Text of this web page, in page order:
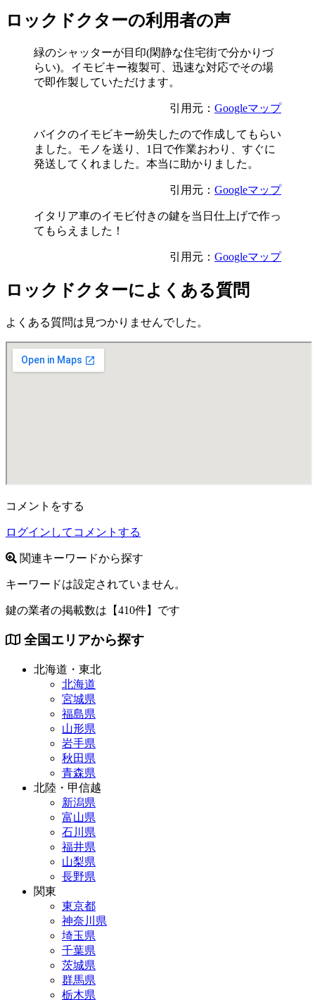
ロックドクターの利用者の声
緑のシャッターが目印(閑静な住宅街で分かりづ
らい)。イモビキー複製可、迅速な対応でその場
で即作製していただけます。
引用元： Googleマップ
バイクのイモビキー紛失したので作成してもらい
ました。モノを送り、1日で作業おわり、すぐに
発送してくれました。本当に助かりました。
引用元： Googleマップ
イタリア車のイモビ付きの鍵を当日仕上げで作っ
てもらえました！
引用元： Googleマップ
ロックドクターによくある質問
よくある質問は見つかりませんでした。
コメントをする
ログインしてコメントする
関連キーワードから探す
キーワードは設定されていません。
鍵の業者の掲載数は 【410件】 です
全国エリアから探す
北海道・東北
北海道
宮城県
福島県
山形県
岩手県
秋田県
青森県
北陸・甲信越
新潟県
富山県
石川県
福井県
山梨県
長野県
関東
東京都
神奈川県
埼玉県
千葉県
茨城県
群馬県
栃木県